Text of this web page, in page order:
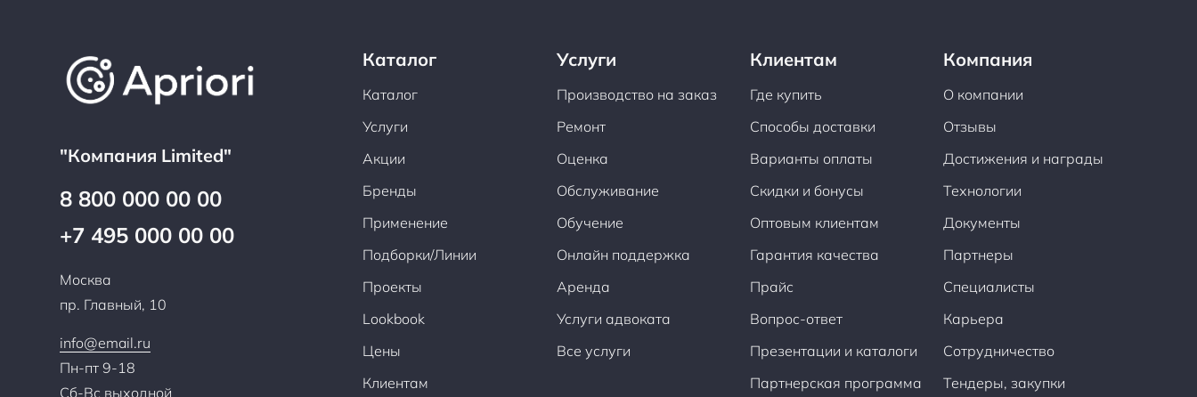
"Компания Limited"
8 800 000 00 00
+7 495 000 00 00
Москва
пр. Главный, 10
info@email.ru
Пн-пт 9-18
Сб-Вс выходной
Каталог
Каталог
Услуги
Акции
Бренды
Применение
Подборки/Линии
Проекты
Lookbook
Цены
Клиентам
Услуги
Производство на заказ
Ремонт
Оценка
Обслуживание
Обучение
Онлайн поддержка
Аренда
Услуги адвоката
Все услуги
Клиентам
Где купить
Способы доставки
Варианты оплаты
Скидки и бонусы
Оптовым клиентам
Гарантия качества
Прайс
Вопрос-ответ
Презентации и каталоги
Партнерская программа
Компания
О компании
Отзывы
Достижения и награды
Технологии
Документы
Партнеры
Специалисты
Карьера
Сотрудничество
Тендеры, закупки